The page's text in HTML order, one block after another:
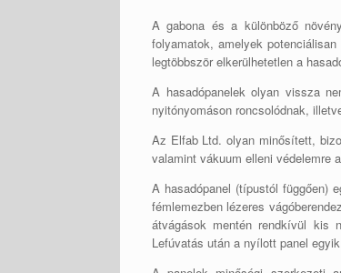
A gabona és a különböző
folyamatok, amelyek
legtöbbször elkerülhetetlen a
A hasadópanelek olyan vissza
nyitónyomáson roncsolódnak,
Az Elfab Ltd. olyan minősített,
valamint vákuum elleni védelemre
A hasadópanel (típustól függően)
fémlemezben lézeres
átvágások mentén rendkívül kis
Lefúvatás után a nyílott panel